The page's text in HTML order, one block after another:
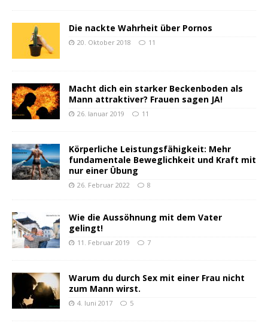
Die nackte Wahrheit über Pornos
20. Oktober 2018 11
Macht dich ein starker Beckenboden als
Mann attraktiver? Frauen sagen JA!
26. Januar 2019 11
Körperliche Leistungsfähigkeit: Mehr
fundamentale Beweglichkeit und Kraft mit
nur einer Übung
26. Februar 2022 8
Wie die Aussöhnung mit dem Vater
gelingt!
11. Februar 2019 7
Warum du durch Sex mit einer Frau nicht
zum Mann wirst.
4. Juni 2017 5